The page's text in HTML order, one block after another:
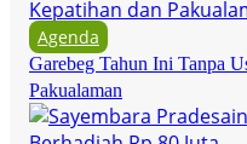
Agenda
Garebeg Tahun Ini Tanpa
Pakualaman